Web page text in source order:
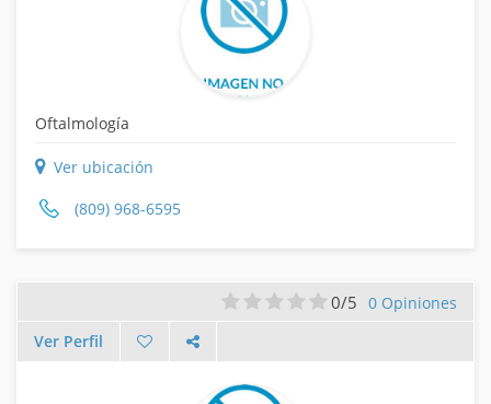
Oftalmología
Ver ubicación
(809) 968-6595
0/5 0 Opiniones
Ver Perfil